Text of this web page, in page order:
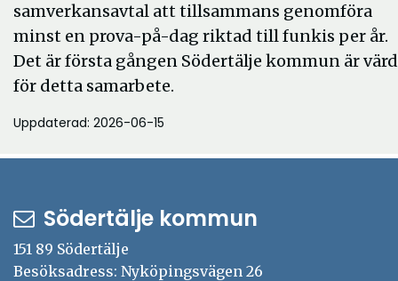
samverkansavtal att tillsammans genomföra
minst en prova-på-dag riktad till funkis per år.
Det är första gången Södertälje kommun är värd
för detta samarbete.
Uppdaterad: 2026-06-15
Södertälje kommun
151 89 Södertälje
Besöksadress: Nyköpingsvägen 26